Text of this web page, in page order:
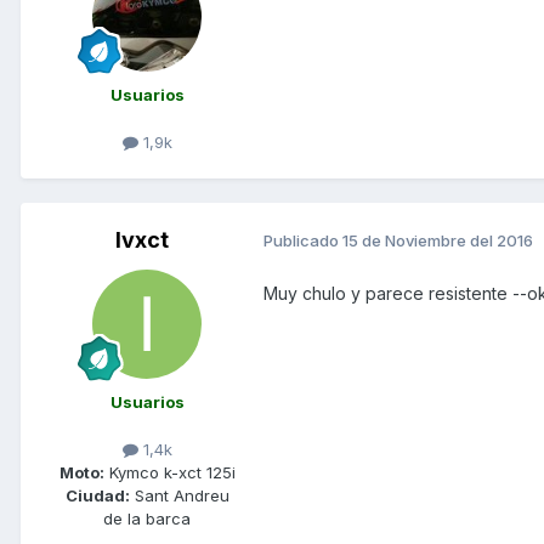
Usuarios
1,9k
Ivxct
Usuarios
1,4k
Moto: Kymco k-xct 125i
Ciudad: Sant Andreu
de la barca
Publicado 15 de Noviembre del 2016
Muy chulo y parece resistente --